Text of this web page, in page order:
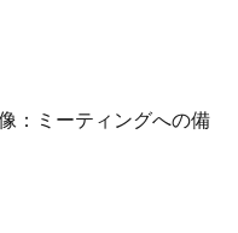
：ミーティングへの備